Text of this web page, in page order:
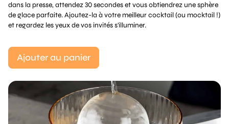
dans la presse, attendez 30 secondes et vous obtiendrez une sphère
de glace parfaite. Ajoutez-la à votre meilleur cocktail (ou mocktail !)
et regardez les yeux de vos invités s'illuminer.
Ajouter au panier